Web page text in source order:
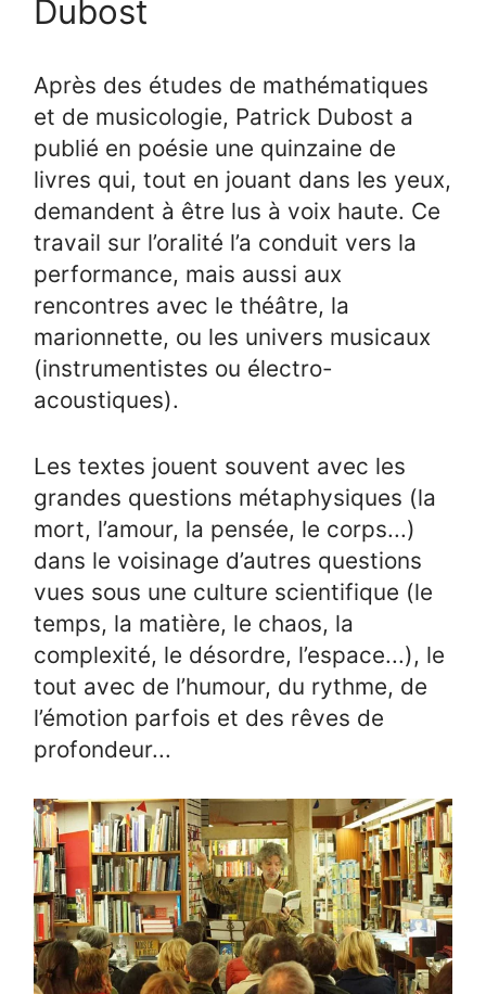
Dubost
Après des études de mathématiques
et de musicologie, Patrick Dubost a
publié en poésie une quinzaine de
livres qui, tout en jouant dans les yeux,
demandent à être lus à voix haute. Ce
travail sur l’oralité l’a conduit vers la
performance, mais aussi aux
rencontres avec le théâtre, la
marionnette, ou les univers musicaux
(instrumentistes ou électro-
acoustiques).
Les textes jouent souvent avec les
grandes questions métaphysiques (la
mort, l’amour, la pensée, le corps...)
dans le voisinage d’autres questions
vues sous une culture scientifique (le
temps, la matière, le chaos, la
complexité, le désordre, l’espace...), le
tout avec de l’humour, du rythme, de
l’émotion parfois et des rêves de
profondeur...